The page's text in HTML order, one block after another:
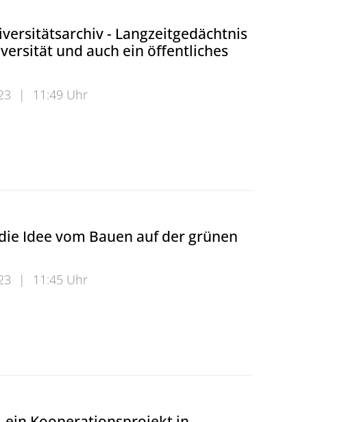
- Langzeitgedächtnis
und auch ein öffentliches
| 11:49 Uhr
- Langzeitgedächtnis der Universität und auch
Idee vom Bauen auf der grünen
| 11:45 Uhr
Idee vom Bauen auf der grünen Wiese